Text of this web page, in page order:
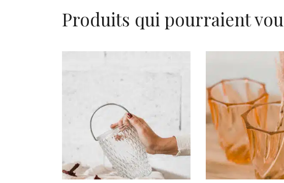
Produits qui pourraient
AJOUTER AU PANIER AJOUTER AU